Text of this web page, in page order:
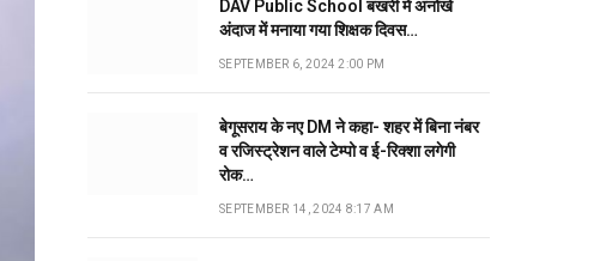
DAV Public School बखरी में अनोखे
अंदाज में मनाया गया शिक्षक दिवस…
SEPTEMBER 6, 2024 2:00 PM
बेगूसराय के नए DM ने कहा- शहर में बिना नंबर
व रजिस्ट्रेशन वाले टेम्पो व ई-रिक्शा लगेगी
रोक…
SEPTEMBER 14, 2024 8:17 AM